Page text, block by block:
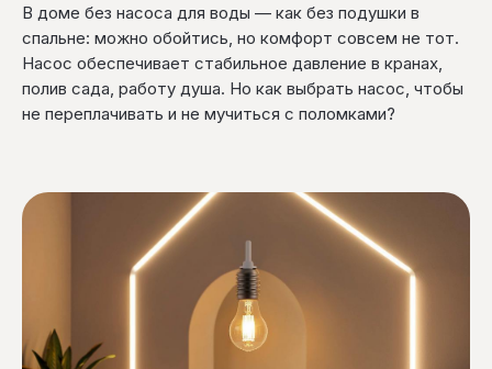
В доме без насоса для воды — как без подушки в
спальне: можно обойтись, но комфорт совсем не тот.
Насос обеспечивает стабильное давление в кранах,
полив сада, работу душа. Но как выбрать насос, чтобы
не переплачивать и не мучиться с поломками?